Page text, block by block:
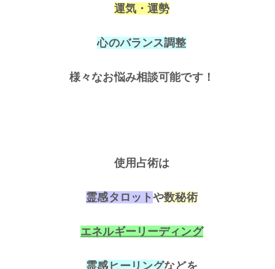
運気・運勢
心のバランス調整
様々なお悩み相談可能です！
使用占術は
霊感タロットや数秘術
エネルギーリーディング
霊感ヒーリングなどを